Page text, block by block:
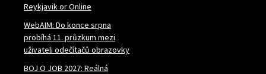
Reykjavik or Online
WebAIM: Do konce srpna
probíhá 11. průzkum mezi
uživateli odečítačů obrazovky
BOJ O JOB 2027: Reálná